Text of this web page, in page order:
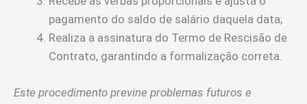
pagamento do saldo de salário daquela data;
Realiza a assinatura do Termo de Rescisão de
Contrato, garantindo a formalização correta.
Este procedimento previne problemas futuros e